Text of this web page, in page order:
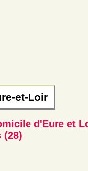
et-Loir
d'Eure et
(28)